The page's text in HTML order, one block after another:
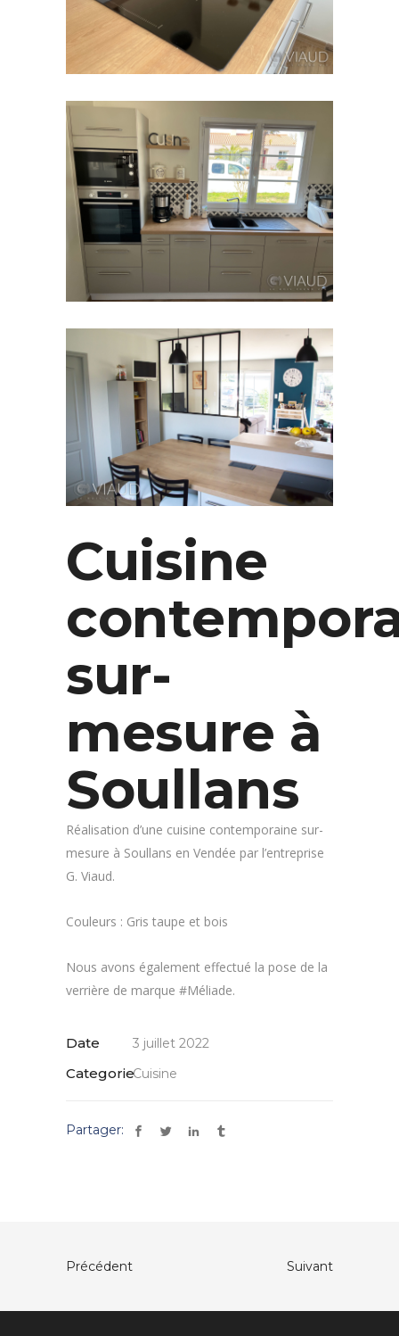
Cuisine
sur-
mesure à
Soullans
Réalisation d’une cuisine contemporaine sur-
mesure à Soullans en Vendée par l’entreprise
G. Viaud.
Couleurs : Gris taupe et bois
Nous avons également effectué la pose de la
verrière de marque #Méliade.
Date 3 juillet 2022
CategorieCuisine
Partager:
Précédent Suivant